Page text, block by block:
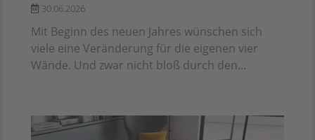
30.06.2026
Mit Beginn des neuen Jahres wünschen sich
viele eine Veränderung für die eigenen vier
Wände. Und zwar nicht bloß durch den...